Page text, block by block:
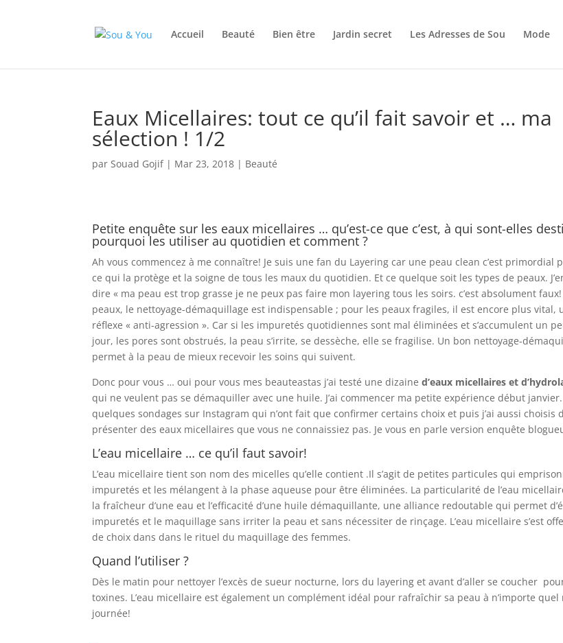
Accueil Beauté Bien être Jardin secret Les Adresses de Sou Mode
Eaux Micellaires: tout ce qu’il fait savoir et … ma
sélection ! 1/2
parSouad Gojif| Mar 23, 2018 | Beauté
Petite enquête sur les eaux micellaires … qu’est-ce que c’est, à qui sont-elles
pourquoi les utiliser au quotidien et comment ?
Ah vous commencez à me connaître! Je suis une fan du Layering car une peau clean c’est primordial
ce qui la protège et la soigne de tous les maux du quotidien. Et ce quelque soit les types de peaux.
dire « ma peau est trop grasse je ne peux pas faire mon layering tous les soirs. c’est absolument
peaux, le nettoyage-démaquillage est indispensable ; pour les peaux fragiles, il est encore plus vital,
réflexe « anti-agression ». Car si les impuretés quotidiennes sont mal éliminées et s’accumulent un
jour, les pores sont obstrués, la peau s’irrite, se dessèche, elle se fragilise. Un bon nettoyage-
permet à la peau de mieux recevoir les soins qui suivent.
Donc pour vous … oui pour vous mes beauteastas j’ai testé une dizaine d’eaux micellaires et
qui ne veulent pas se démaquiller avec une huile. J’ai commencer ma petite expérience début janvier.
quelques sondages sur Instagram qui n’ont fait que confirmer certains choix et puis j’ai aussi choisis
présenter des eaux micellaires que vous ne connaissiez pas. Je vous en parle version enquête
L’eau micellaire … ce qu’il faut savoir!
L’eau micellaire tient son nom des micelles qu’elle contient .Il s’agit de petites particules qui
impuretés et les mélangent à la phase aqueuse pour être éliminées. La particularité de l’eau
la fraîcheur d’une eau et l’efficacité d’une huile démaquillante, une alliance redoutable qui permet
impuretés et le maquillage sans irriter la peau et sans nécessiter de rinçage. L’eau micellaire s’est
de choix dans dans le rituel du maquillage des femmes.
Quand l’utiliser ?
Dès le matin pour nettoyer l’excès de sueur nocturne, lors du layering et avant d’aller se coucher
toxines. L’eau micellaire est également un complément idéal pour rafraîchir sa peau à n’importe quel
journée!